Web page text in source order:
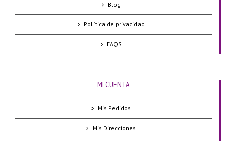
Blog
Política de privacidad
FAQS
MI CUENTA
Mis Pedidos
Mis Direcciones